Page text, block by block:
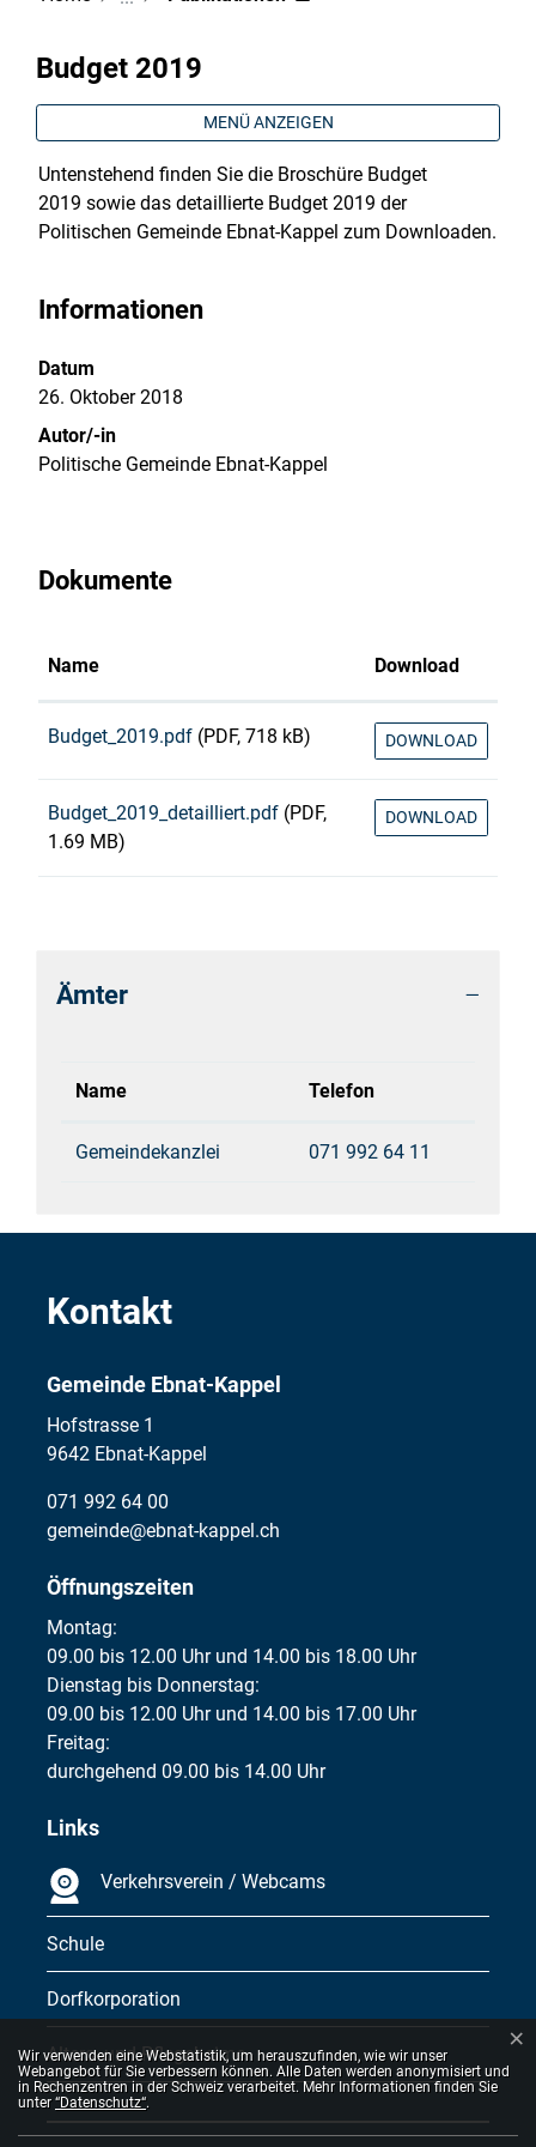
Budget 2019
MENÜ ANZEIGEN
Untenstehend finden Sie die Broschüre Budget
2019 sowie das detaillierte Budget 2019 der
Politischen Gemeinde Ebnat-Kappel zum Downloaden.
Informationen
Datum
26. Oktober 2018
Autor/-in
Politische Gemeinde Ebnat-Kappel
Dokumente
Name Download
Budget_2019.pdf (PDF, 718 kB) DOWNLOAD
Budget_2019_detailliert.pdf (PDF,
1.69 MB)
DOWNLOAD
Ämter
Name Telefon
Gemeindekanzlei 071 992 64 11
Kontakt
Gemeinde Ebnat-Kappel
Hofstrasse 1
9642 Ebnat-Kappel
071 992 64 00
gemeinde@ebnat-kappel.ch
Öffnungszeiten
Montag:
09.00 bis 12.00 Uhr und 14.00 bis 18.00 Uhr
Dienstag bis Donnerstag:
09.00 bis 12.00 Uhr und 14.00 bis 17.00 Uhr
Freitag:
durchgehend 09.00 bis 14.00 Uhr
Links
Verkehrsverein / Webcams
Schule
Dorfkorporation
Alters- und Pflegeheime
Webstatistik
Wir verwenden eine Webstatistik, um herauszufinden, wie wir unser
Webangebot für Sie verbessern können. Alle Daten werden anonymisiert und
in Rechenzentren in der Schweiz verarbeitet. Mehr Informationen finden Sie
unter“Datenschutz“.
×